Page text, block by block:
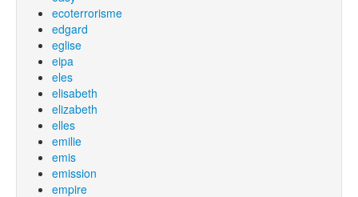
ecoterrorisme
edgard
eglise
eipa
eles
elisabeth
elizabeth
elles
emilie
emis
emission
empire